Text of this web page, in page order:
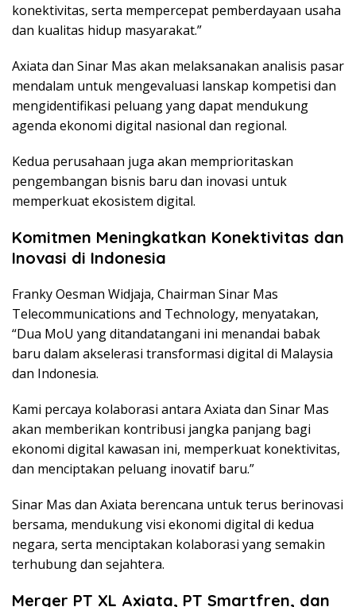
konektivitas, serta mempercepat pemberdayaan usaha
dan kualitas hidup masyarakat.”
Axiata dan Sinar Mas akan melaksanakan analisis pasar
mendalam untuk mengevaluasi lanskap kompetisi dan
mengidentifikasi peluang yang dapat mendukung
agenda ekonomi digital nasional dan regional.
Kedua perusahaan juga akan memprioritaskan
pengembangan bisnis baru dan inovasi untuk
memperkuat ekosistem digital.
Komitmen Meningkatkan Konektivitas dan
Inovasi di Indonesia
Franky Oesman Widjaja, Chairman Sinar Mas
Telecommunications and Technology, menyatakan,
“Dua MoU yang ditandatangani ini menandai babak
baru dalam akselerasi transformasi digital di Malaysia
dan Indonesia.
Kami percaya kolaborasi antara Axiata dan Sinar Mas
akan memberikan kontribusi jangka panjang bagi
ekonomi digital kawasan ini, memperkuat konektivitas,
dan menciptakan peluang inovatif baru.”
Sinar Mas dan Axiata berencana untuk terus berinovasi
bersama, mendukung visi ekonomi digital di kedua
negara, serta menciptakan kolaborasi yang semakin
terhubung dan sejahtera.
Merger PT XL Axiata, PT Smartfren, dan